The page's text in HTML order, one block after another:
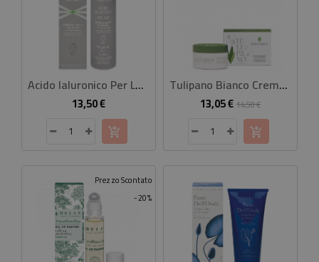
Acido Ialuronico Per Lui Shampoo Doccia Tonificante
13,50 €Prezzo
-20%
Prezzo Scontato
Tulipano Bianco Crema Corpo Illuminante 100 Ml
13,05 €Prezzo
base
14,50 €Prezzo